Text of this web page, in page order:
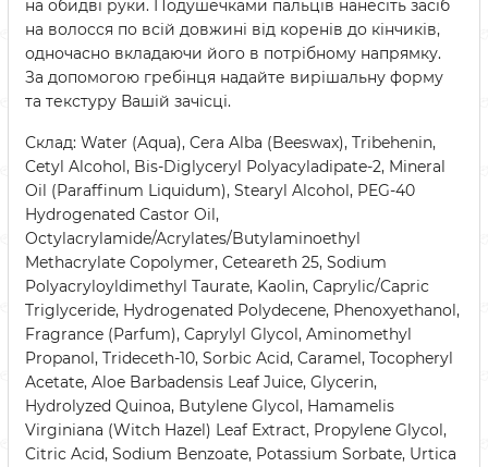
на обидві руки. Подушечками пальців нанесіть засіб
на волосся по всій довжині від коренів до кінчиків,
одночасно вкладаючи його в потрібному напрямку.
За допомогою гребінця надайте вирішальну форму
та текстуру Вашій зачісці.
Склад: Water (Aqua), Cera Alba (Beeswax), Tribehenin,
Cetyl Alcohol, Bis-Diglyceryl Polyacyladipate-2, Mineral
Oil (Paraffinum Liquidum), Stearyl Alcohol, PEG-40
Hydrogenated Castor Oil,
Octylacrylamide/Acrylates/Butylaminoethyl
Methacrylate Copolymer, Ceteareth 25, Sodium
Polyacryloyldimethyl Taurate, Kaolin, Caprylic/Capric
Triglyceride, Hydrogenated Polydecene, Phenoxyethanol,
Fragrance (Parfum), Caprylyl Glycol, Aminomethyl
Propanol, Trideceth-10, Sorbic Acid, Caramel, Tocopheryl
Acetate, Aloe Barbadensis Leaf Juice, Glycerin,
Hydrolyzed Quinoa, Butylene Glycol, Hamamelis
Virginiana (Witch Hazel) Leaf Extract, Propylene Glycol,
Citric Acid, Sodium Benzoate, Potassium Sorbate, Urtica